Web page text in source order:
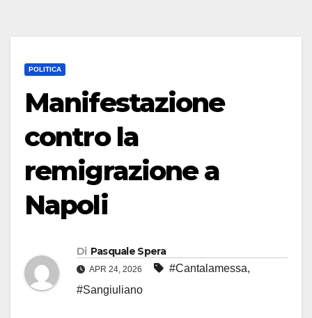
POLITICA
Manifestazione
contro la
remigrazione a
Napoli
Di Pasquale Spera
APR 24, 2026 #Cantalamessa,
#Sangiuliano